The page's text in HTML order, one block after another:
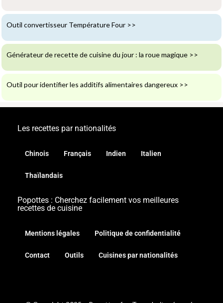
Outil convertisseur Température Four >>
Générateur de recette de cuisine du jour : la roue magique >>
Outil pour identifier les additifs alimentaires dangereux >>
Les recettes par nationalités
Chinois Français Indien Italien
Thaïlandais
Popottes : Cherchez facilement vos meilleures
recettes de cuisine
Mentions légales Politique de confidentialité
Contact Outils Cuisines par nationalités